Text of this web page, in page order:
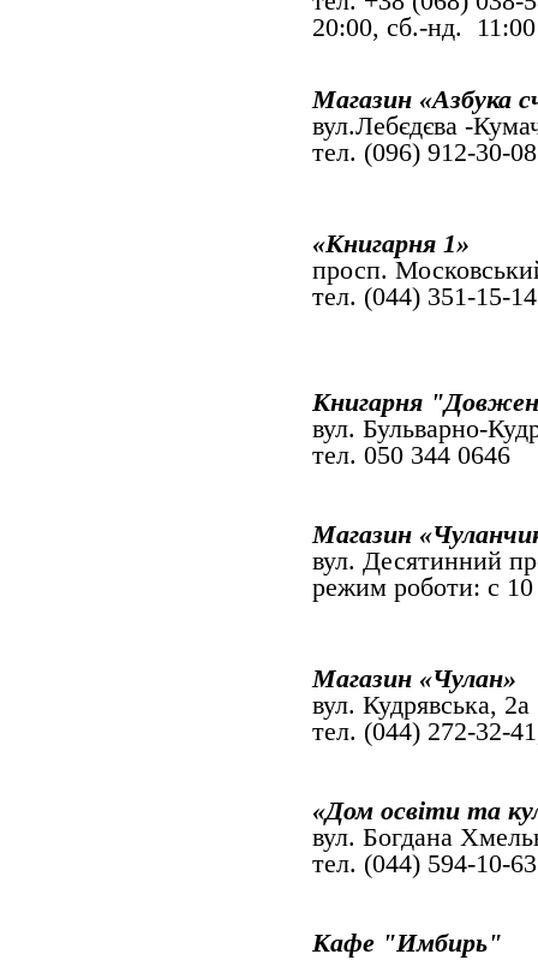
20:00, сб.-нд.
Магазин «Азбука
вул.Лебєдєва -
тел. (096) 912-30-08
«Книгарня 1»
просп.
тел. (044) 351-15-14
Книгарня
вул. Бульварно-
тел. 050 344 0646
Магазин
вул. Десятинний
режим роботи: с
Магазин «Чулан»
вул. Кудрявська, 2а
тел. (044) 272-32-
«Дом освіти та
вул. Богдана
тел. (044) 594-10-63
Кафе "Имбирь"